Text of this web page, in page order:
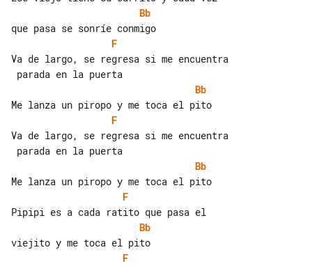
Bb
F
Va de largo, se regresa si me encuentra
Bb
F
Va de largo, se regresa si me encuentra
Bb
F
Bb
F